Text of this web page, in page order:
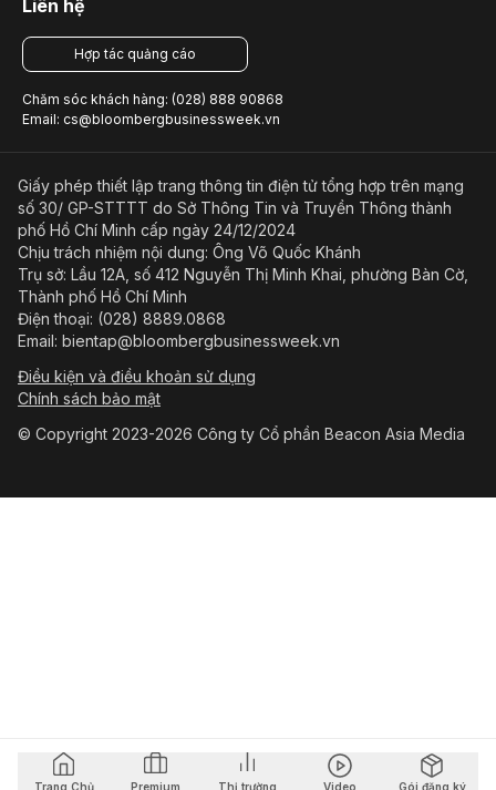
Trang Chủ Premium Thị trường Video Gói đăng ký
Liên hệ
Hợp tác quảng cáo
Chăm sóc khách hàng: (028) 888 90868
Email: cs@bloombergbusinessweek.vn
Giấy phép thiết lập trang thông tin điện tử tổng hợp trên mạng
số 30/ GP-STTTT do Sở Thông Tin và Truyền Thông thành
phố Hồ Chí Minh cấp ngày 24/12/2024
Chịu trách nhiệm nội dung: Ông Võ Quốc Khánh
Trụ sở: Lầu 12A, số 412 Nguyễn Thị Minh Khai, phường Bàn Cờ,
Thành phố Hồ Chí Minh
Điện thoại: (028) 8889.0868
Email: bientap@bloombergbusinessweek.vn
Điều kiện và điều khoản sử dụng
Chính sách bảo mật
© Copyright 2023-2026 Công ty Cổ phần Beacon Asia Media